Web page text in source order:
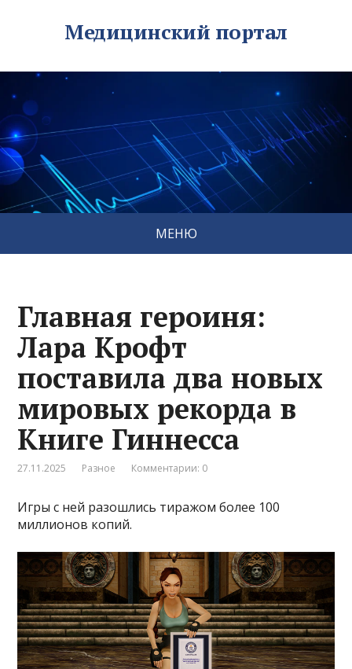
Медицинский портал
МЕНЮ
Главная героиня:
Лара Крофт
поставила два новых
мировых рекорда в
Книге Гиннесса
27.11.2025 Разное Комментарии: 0
Игры с ней разошлись тиражом более 100
миллионов копий.